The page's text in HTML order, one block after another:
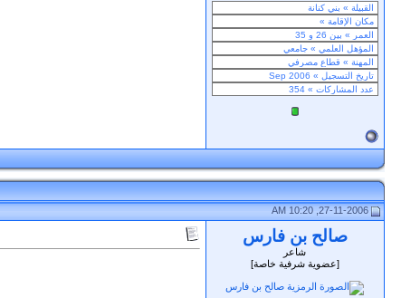
27-11-2006, 10:20 AM
صالح بن فارس
شاعر
[عضوية شرفية خاصة]